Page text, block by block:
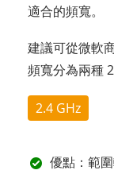
適合的頻寬。
建議可從微軟
頻寬分為兩種
2.4 GHz
優點：範